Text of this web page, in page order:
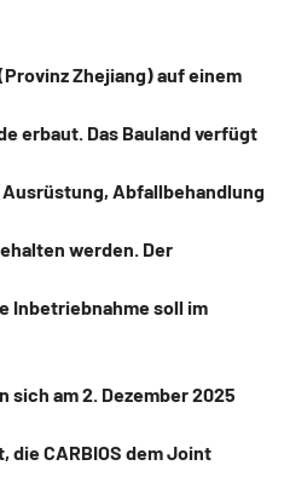
Zhejiang) auf einem
erbaut. Das Bauland verfügt
Abfallbehandlung
werden. Der
Inbetriebnahme soll im
sich am 2. Dezember 2025
die CARBIOS dem Joint